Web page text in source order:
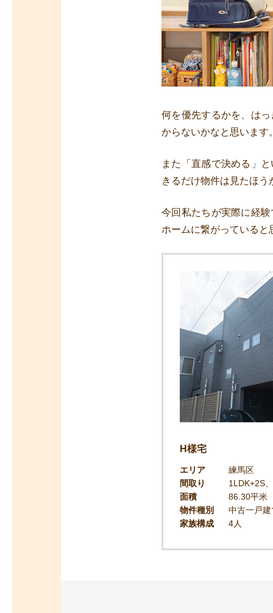
何を優先するかを、は
からないかなと思います
また「直感で決める」
きるだけ物件は見たほ
今回私たちが実際に経
ホームに繋がっている
H様宅
エリア
練馬区
間取り
1LDK+2S
面積
86.30平米
物件種別
中古一戸建
家族構成
4人